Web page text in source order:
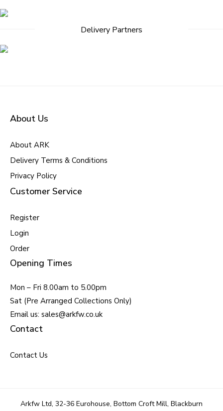
Delivery Partners
About Us
About ARK
Delivery Terms & Conditions
Privacy Policy
Customer Service
Register
Login
Order
Opening Times
Mon – Fri 8.00am to 5.00pm
Sat (Pre Arranged Collections Only)
Email us: sales@arkfw.co.uk
Contact
Contact Us
Arkfw Ltd, 32-36 Eurohouse, Bottom Croft Mill, Blackburn